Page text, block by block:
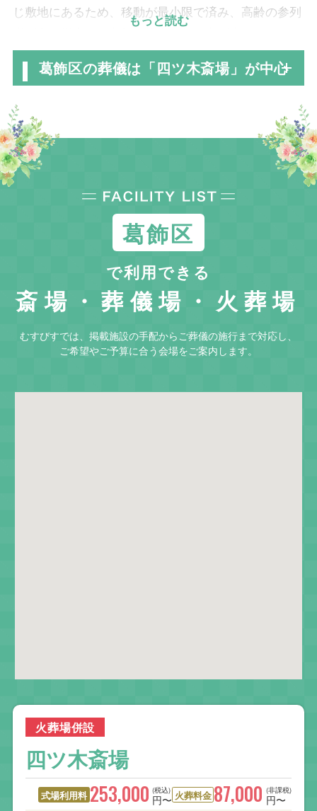
じ敷地にあるため、移動が最小限で済み、高齢の参列
者が多い場合でも負担を抑えられる点が大きなメリッ
トです。
葛飾区内のほとんどのエリアからアクセスがよく、日
ただし、葛飾区はエリアによって最寄り火葬場が変わ
る広い区でもあります。亀有・金町方面は江戸川区寄
りのため、
（江戸川区）が候補に挙がる場
合があり、堀切・小菅など南西側からは町屋斎場
川区）が近いケースもあります。
寺院斎場は柴又や高砂・立石エリアを中心に多く、一
般葬の文化が残る地域性があるため、参列者の動線を
踏まえた式場・火葬場選びが重要になる区です。
もっと読む
葛飾区の葬儀は「四ツ木斎場」が中心
葛飾区
で利用できる
斎場・葬儀場・火葬場
むすびすでは、掲載施設の手配からご葬儀の施行まで対応し、
ご希望やご予算に合う会場をご案内します。
火葬場併設
四ツ木斎場
式場利用料 (税込)
253,000 円〜 火葬料金 (非課税)
87,000 円〜